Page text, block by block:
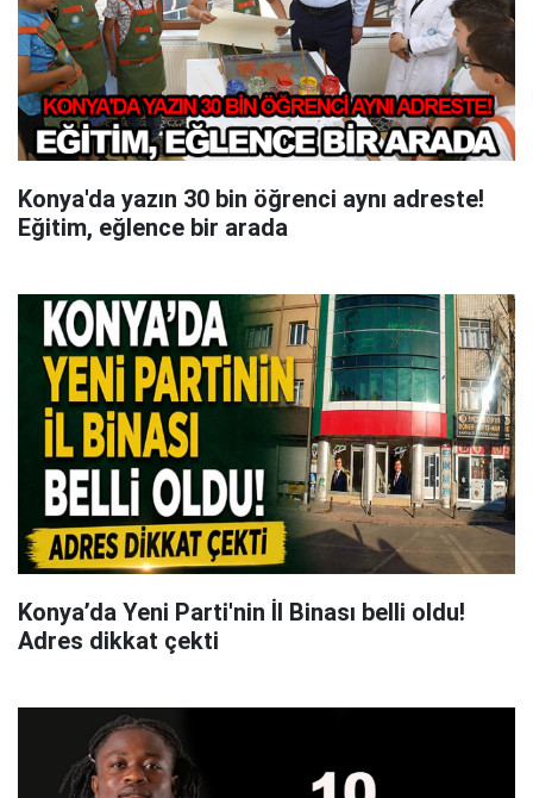
Konya'da yazın 30 bin öğrenci aynı adreste!
Eğitim, eğlence bir arada
Konya’da Yeni Parti'nin İl Binası belli oldu!
Adres dikkat çekti